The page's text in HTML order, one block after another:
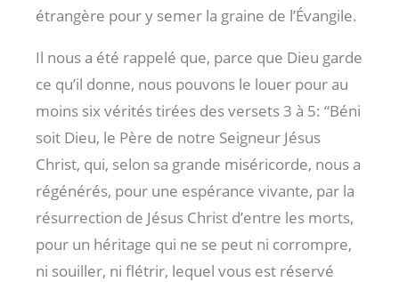
étrangère pour y semer la graine de l’Évangile.
Il nous a été rappelé que, parce que Dieu garde
ce qu’il donne, nous pouvons le louer pour au
moins six vérités tirées des versets 3 à 5: “Béni
soit Dieu, le Père de notre Seigneur Jésus
Christ, qui, selon sa grande miséricorde, nous a
régénérés, pour une espérance vivante, par la
résurrection de Jésus Christ d’entre les morts,
pour un héritage qui ne se peut ni corrompre,
ni souiller, ni flétrir, lequel vous est réservé